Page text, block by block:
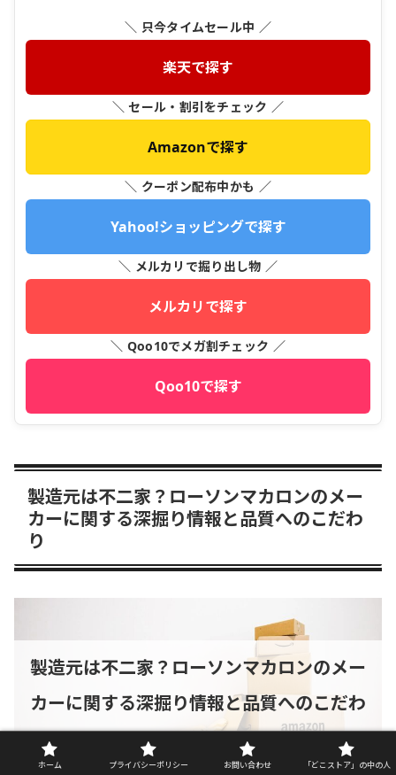
＼ 只今タイムセール中 ／
楽天で探す
＼ セール・割引をチェック ／
Amazonで探す
＼ クーポン配布中かも ／
Yahoo!ショッピングで探す
＼ メルカリで掘り出し物 ／
メルカリで探す
＼ Qoo10でメガ割チェック ／
Qoo10で探す
製造元は不二家？ローソンマカロンのメー
カーに関する深掘り情報と品質へのこだわ
り
製造元は不二家？ローソンマカロンのメー
カーに関する深掘り情報と品質へのこだわ
り
ホーム プライバシーポリシー お問い合わせ 「どこストア」の中の人